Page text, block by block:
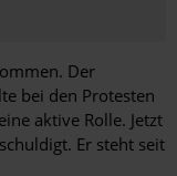
Der
bei den Protesten
aktive Rolle. Jetzt
Er steht seit